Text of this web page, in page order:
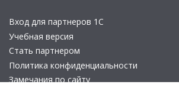
Вход для партнеров 1С
Учебная версия
Стать партнером
Политика конфиденциальности
Замечания по сайту